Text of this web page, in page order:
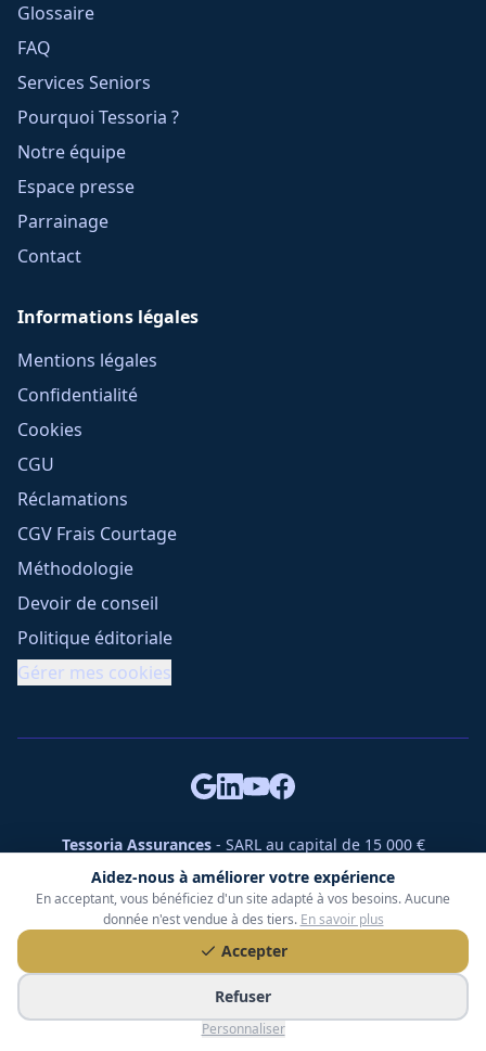
Aidez-nous à améliorer votre expérience
En acceptant, vous bénéficiez d'un site adapté à vos besoins. Aucune
donnée n'est vendue à des tiers. En savoir plus
Accepter
Refuser
Personnaliser
Glossaire
FAQ
Services Seniors
Pourquoi Tessoria ?
Notre équipe
Espace presse
Parrainage
Contact
Informations légales
Mentions légales
Confidentialité
Cookies
CGU
Réclamations
CGV Frais Courtage
Méthodologie
Devoir de conseil
Politique éditoriale
Gérer mes cookies
Tessoria Assurances- SARL au capital de 15 000 €
ORIAS n° 25007309 - RCS 990 206 179 - Membre du réseau
360 Courtage
RC Pro : Klarity - Contrat n° CCOUK000785
49 chemin des Gardettes Sine, 06570 Saint-Paul-de-Vence
© Tessoria Assurances. Tous droits réservés.